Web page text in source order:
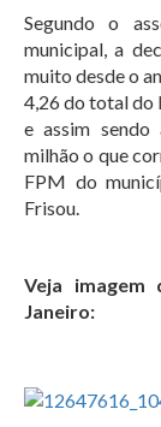
Segundo o
municipal, a
muito desde o
4,26 do total do
e assim sendo
milhão o que
FPM do
Frisou.
Veja imagem
Janeiro: